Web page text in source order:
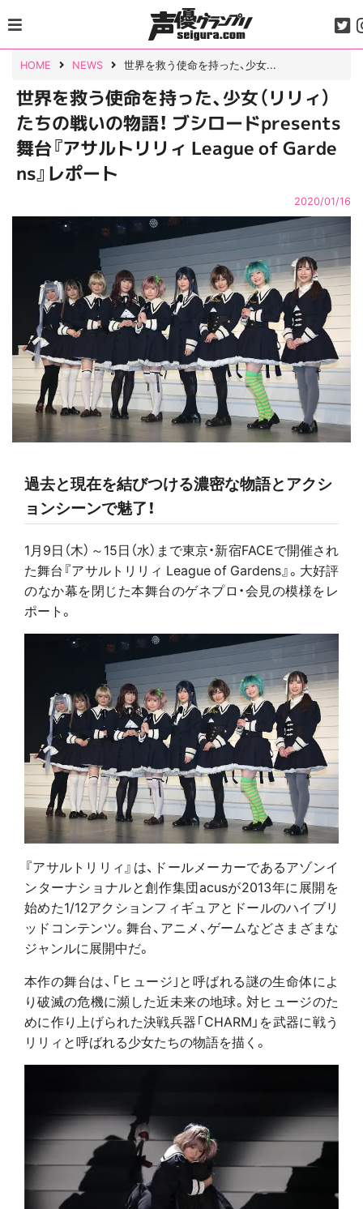
to
content
HOME NEWS 世界を救う使命を持った、少女...
世界を救う使命を持った、少女（リリィ）
たちの戦いの物語！ ブシロードpresents
舞台『アサルトリリィ League of Garde
ns』レポート
2020/01/16
過去と現在を結びつける濃密な物語とアクシ
ョンシーンで魅了！
1月9日（木）～15日（水）まで東京・新宿FACEで開催され
た舞台『アサルトリリィ League of Gardens』。大好評
のなか幕を閉じた本舞台のゲネプロ・会見の模様をレ
ポート。
『アサルトリリィ』は、ドールメーカーであるアゾンイ
ンターナショナルと創作集団acusが2013年に展開を
始めた1/12アクションフィギュアとドールのハイブリ
ッドコンテンツ。舞台、アニメ、ゲームなどさまざまな
ジャンルに展開中だ。
本作の舞台は、「ヒュージ｣と呼ばれる謎の生命体によ
り破滅の危機に瀕した近未来の地球。対ヒュージのた
めに作り上げられた決戦兵器「CHARM」を武器に戦う
リリィと呼ばれる少女たちの物語を描く。